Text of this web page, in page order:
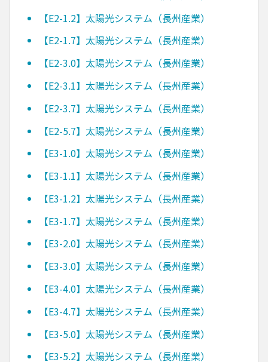
【E2-1.2】太陽光システム（長州産業）
【E2-1.7】太陽光システム（長州産業）
【E2-3.0】太陽光システム（長州産業）
【E2-3.1】太陽光システム（長州産業）
【E2-3.7】太陽光システム（長州産業）
【E2-5.7】太陽光システム（長州産業）
【E3-1.0】太陽光システム（長州産業）
【E3-1.1】太陽光システム（長州産業）
【E3-1.2】太陽光システム（長州産業）
【E3-1.7】太陽光システム（長州産業）
【E3-2.0】太陽光システム（長州産業）
【E3-3.0】太陽光システム（長州産業）
【E3-4.0】太陽光システム（長州産業）
【E3-4.7】太陽光システム（長州産業）
【E3-5.0】太陽光システム（長州産業）
【E3-5.2】太陽光システム（長州産業）